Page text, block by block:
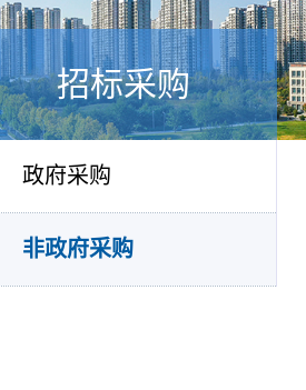
招标采购
政府采购
非政府采购